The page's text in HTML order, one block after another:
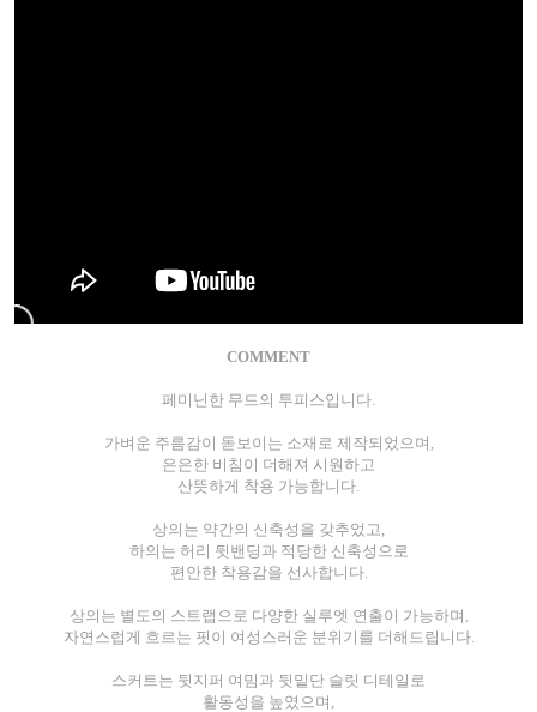
COMMENT
페미닌한 무드의 투피스입니다.
가벼운 주름감이 돋보이는 소재로 제작되었으며,
은은한 비침이 더해져 시원하고
산뜻하게 착용 가능합니다.
상의는 약간의 신축성을 갖추었고,
하의는 허리 뒷밴딩과 적당한 신축성으로
편안한 착용감을 선사합니다.
상의는 별도의 스트랩으로 다양한 실루엣 연출이 가능하며,
자연스럽게 흐르는 핏이 여성스러운 분위기를 더해드립니다.
스커트는 뒷지퍼 여밈과 뒷밑단 슬릿 디테일로
활동성을 높였으며,